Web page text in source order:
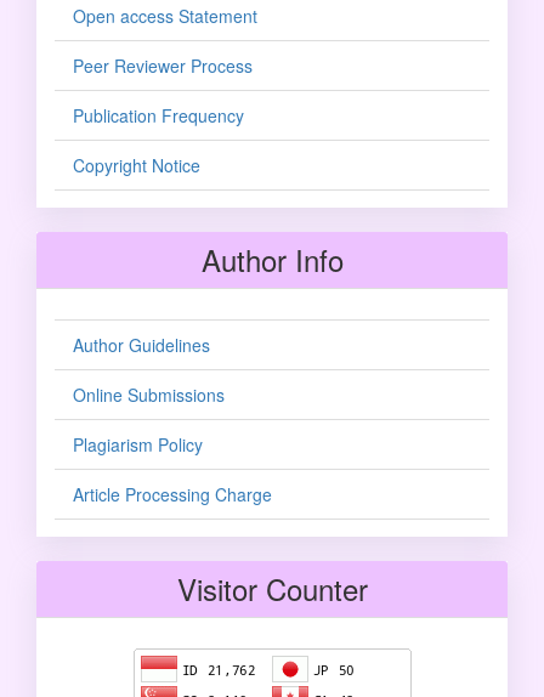
Open access Statement
Peer Reviewer Process
Publication Frequency
Copyright Notice
Author Info
Author Guidelines
Online Submissions
Plagiarism Policy
Article Processing Charge
Visitor Counter